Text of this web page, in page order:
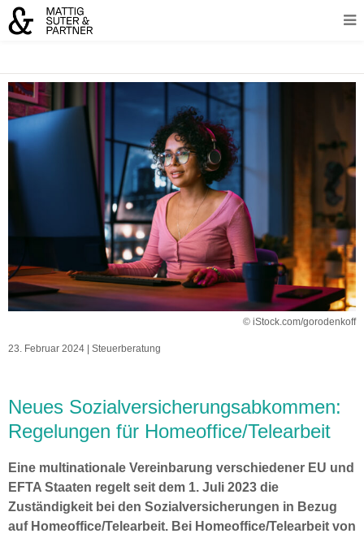
© iStock.com/gorodenkoff
23. Februar 2024 | Steuerberatung
Neues Sozialversicherungsabkommen:
Regelungen für Homeoffice/Telearbeit
Eine multinationale Vereinbarung verschiedener EU und
EFTA Staaten regelt seit dem 1. Juli 2023 die
Zuständigkeit bei den Sozialversicherungen in Bezug
auf Homeoffice/Telearbeit. Bei Homeoffice/Telearbeit von